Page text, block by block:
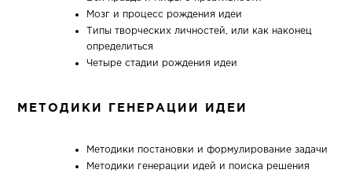
Мозг и процесс рождения идеи
Типы творческих личностей, или как наконец
определиться
Четыре стадии рождения идеи
МЕТОДИКИ ГЕНЕРАЦИИ ИДЕИ
Методики постановки и формулирование задачи
Методики генерации идей и поиска решения